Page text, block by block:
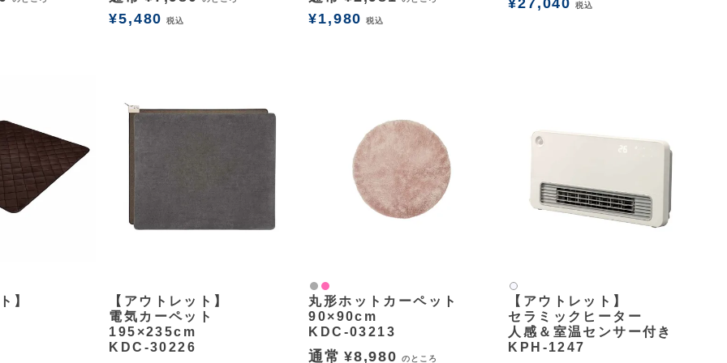
¥5,480 税込 ¥1,980 税込
¥27,040 税込
】
【アウトレット】
電気カーペット
195×235cm
KDC-30226
グレーピンク
丸形ホットカーペット
90×90cm
KDC-03213
通常 ¥8,980 のところ
白2
【アウトレット】
セラミックヒーター
人感＆室温センサー付き
KPH-1247